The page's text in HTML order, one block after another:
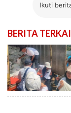
Ikuti
BERITA